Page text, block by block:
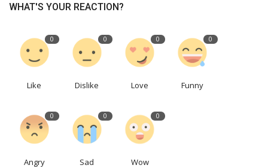
WHAT'S YOUR REACTION?
0
Like
0
Dislike
0
Love
0
Funny
0
Angry
0
Sad
0
Wow